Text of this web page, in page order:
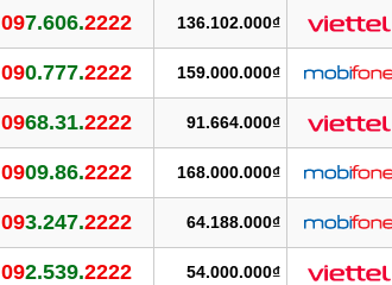
097.606.2222 136.102.000₫
090.777.2222 159.000.000₫
0968.31.2222 91.664.000₫
0909.86.2222 168.000.000₫
093.247.2222 64.188.000₫
092.539.2222 54.000.000₫